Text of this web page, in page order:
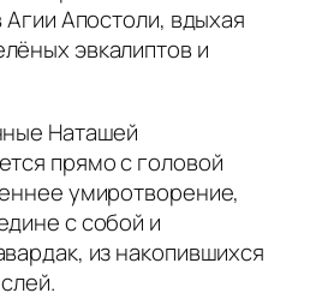
Агии Апостоли, вдыхая
эвкалиптов и
Наташей
прямо с головой
умиротворение,
с собой и
из накопившихся